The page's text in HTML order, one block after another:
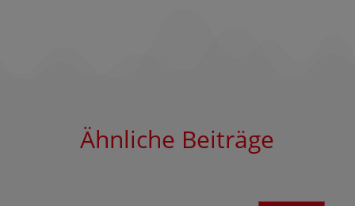
Ähnliche Beiträge